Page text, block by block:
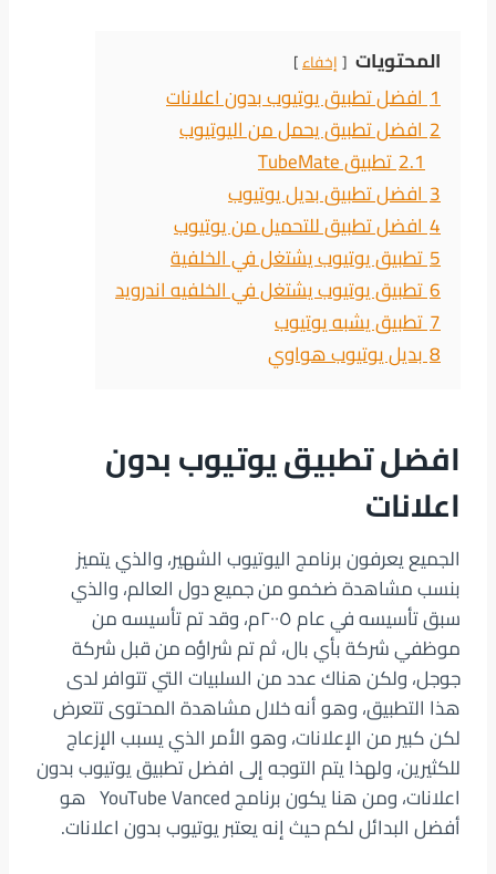
المحتويات إخفاء
1افضل تطبيق يوتيوب بدون اعلانات
2افضل تطبيق يحمل من اليوتيوب
2.1تطبيق TubeMate
3افضل تطبيق بديل يوتيوب
4افضل تطبيق للتحميل من يوتيوب
5تطبيق يوتيوب يشتغل في الخلفية
6تطبيق يوتيوب يشتغل في الخلفيه اندرويد
7تطبيق يشبه يوتيوب
8 بديل يوتيوب هواوي
افضل تطبيق يوتيوب بدون
اعلانات
الجميع يعرفون برنامج اليوتيوب الشهير، والذي يتميز
بنسب مشاهدة ضخمو من جميع دول العالم، والذي
سبق تأسيسه في عام ٢٠٠٥م، وقد تم تأسيسه من
موظفي شركة بأي بال، ثم تم شراؤه من قبل شركة
جوجل، ولكن هناك عدد من السلبيات التي تتوافر لدى
هذا التطبيق، وهو أنه خلال مشاهدة المحتوى تتعرض
لكن كبير من الإعلانات، وهو الأمر الذي يسبب الإزعاج
للكثيرين، ولهذا يتم التوجه إلى افضل تطبيق يوتيوب بدون
اعلانات، ومن هنا يكون برنامج YouTube Vanced هو
أفضل البدائل لكم حيث إنه يعتبر يوتيوب بدون اعلانات.